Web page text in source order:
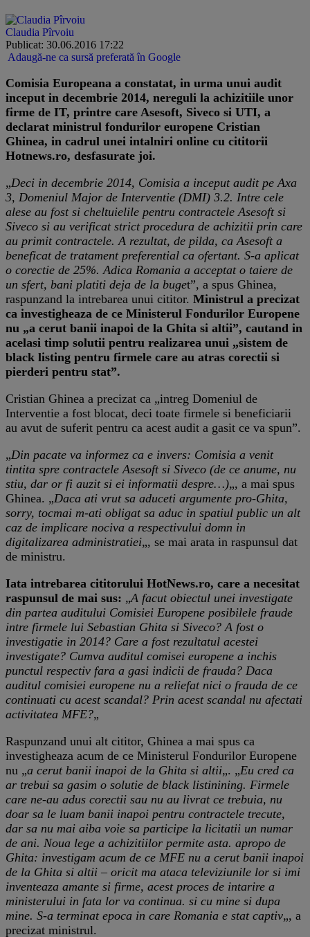
Claudia Pîrvoiu
Publicat: 30.06.2016 17:22
Adaugă-ne ca sursă preferată în Google
Comisia Europeana a constatat, in urma unui audit
inceput in decembrie 2014, nereguli la achizitiile unor
firme de IT, printre care Asesoft, Siveco si UTI, a
declarat ministrul fondurilor europene Cristian
Ghinea, in cadrul unei intalniri online cu cititorii
Hotnews.ro, desfasurate joi.
„Deci in decembrie 2014, Comisia a inceput audit pe Axa
3, Domeniul Major de Interventie (DMI) 3.2. Intre cele
alese au fost si cheltuielile pentru contractele Asesoft si
Siveco si au verificat strict procedura de achizitii prin care
au primit contractele. A rezultat, de pilda, ca Asesoft a
beneficat de tratament preferential ca ofertant. S-a aplicat
o corectie de 25%. Adica Romania a acceptat o taiere de
un sfert, bani platiti deja de la buget”, a spus Ghinea,
raspunzand la intrebarea unui cititor. Ministrul a precizat
ca investigheaza de ce Ministerul Fondurilor Europene
nu „a cerut banii inapoi de la Ghita si altii”, cautand in
acelasi timp solutii pentru realizarea unui „sistem de
black listing pentru firmele care au atras corectii si
pierderi pentru stat”.
Cristian Ghinea a precizat ca „intreg Domeniul de
Interventie a fost blocat, deci toate firmele si beneficiarii
au avut de suferit pentru ca acest audit a gasit ce va spun”.
„Din pacate va informez ca e invers: Comisia a venit
tintita spre contractele Asesoft si Siveco (de ce anume, nu
stiu, dar or fi auzit si ei informatii despre…)„, a mai spus
Ghinea. „Daca ati vrut sa aduceti argumente pro-Ghita,
sorry, tocmai m-ati obligat sa aduc in spatiul public un alt
caz de implicare nociva a respectivului domn in
digitalizarea administratiei„, se mai arata in raspunsul dat
de ministru.
Iata intrebarea cititorului HotNews.ro, care a necesitat
raspunsul de mai sus: „A facut obiectul unei investigate
din partea auditului Comisiei Europene posibilele fraude
intre firmele lui Sebastian Ghita si Siveco? A fost o
investigatie in 2014? Care a fost rezultatul acestei
investigate? Cumva auditul comisei europene a inchis
punctul respectiv fara a gasi indicii de frauda? Daca
auditul comisiei europene nu a reliefat nici o frauda de ce
continuati cu acest scandal? Prin acest scandal nu afectati
activitatea MFE?„
Raspunzand unui alt cititor, Ghinea a mai spus ca
investigheaza acum de ce Ministerul Fondurilor Europene
nu „a cerut banii inapoi de la Ghita si altii„. „Eu cred ca
ar trebui sa gasim o solutie de black listinining. Firmele
care ne-au adus corectii sau nu au livrat ce trebuia, nu
doar sa le luam banii inapoi pentru contractele trecute,
dar sa nu mai aiba voie sa participe la licitatii un numar
de ani. Noua lege a achizitiilor permite asta. apropo de
Ghita: investigam acum de ce MFE nu a cerut banii inapoi
de la Ghita si altii – oricit ma ataca televiziunile lor si imi
inventeaza amante si firme, acest proces de intarire a
ministerului in fata lor va continua. si cu mine si dupa
mine. S-a terminat epoca in care Romania e stat captiv„, a
precizat ministrul.